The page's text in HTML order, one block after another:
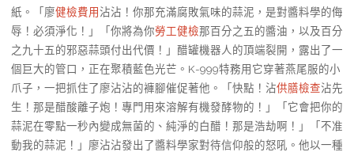
紙。「廖健檢費用沾沾！你那充滿腐敗氣味的蒜泥，是對醬料學的侮
辱！必須淨化！」「你將為你勞工健檢那百分之五的醬油，以及百分
之九十五的邪惡蒜頭付出代價！」醋罐機器人的頂端裂開，露出了一
個巨大的管口，正在聚積藍色光芒。K-999特務用它穿著燕尾服的小
爪子，一把抓住了廖沾沾的褲腳催促著他。「快點！沾供膳檢查沾先
生！那是醋酸離子炮！專門用來溶解有機發酵物的！」「它會把你的
蒜泥在零點一秒內變成無菌的、純淨的白醋！那是浩劫啊！」「不准
動我的蒜泥！」廖沾沾發出了醬料學家對待信仰般的怒吼。他以一種